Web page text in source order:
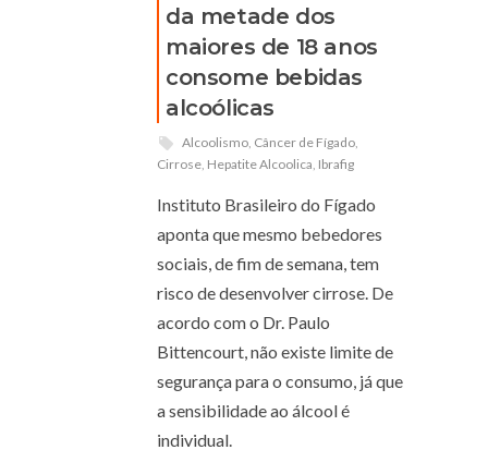
da metade dos
maiores de 18 anos
consome bebidas
alcoólicas
Alcoolismo, Câncer de Fígado,
Cirrose, Hepatite Alcoolica, Ibrafig
Instituto Brasileiro do Fígado
aponta que mesmo bebedores
sociais, de fim de semana, tem
risco de desenvolver cirrose. De
acordo com o Dr. Paulo
Bittencourt, não existe limite de
segurança para o consumo, já que
a sensibilidade ao álcool é
individual.